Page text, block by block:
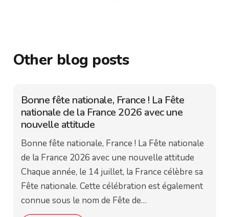
Other blog posts
Bonne fête nationale, France ! La Fête
nationale de la France 2026 avec une
nouvelle attitude
Bonne fête nationale, France ! La Fête nationale
de la France 2026 avec une nouvelle attitude
Chaque année, le 14 juillet, la France célèbre sa
Fête nationale. Cette célébration est également
connue sous le nom de Fête de…